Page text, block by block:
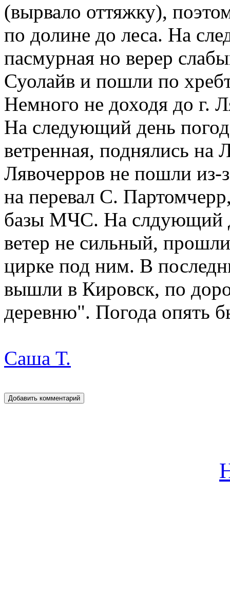
(вырвало оттяжку),
по долине до леса. На
пасмурная но верер
Суолайв и пошли по
Немного не доходя до г.
На следующий день
ветренная, поднялись на
Лявочерров не пошли из-
на перевал С.
базы МЧС. На слдующий
ветер не сильный,
цирке под ним. В
вышли в Кировск, по
деревню". Погода опять
Саша Т.